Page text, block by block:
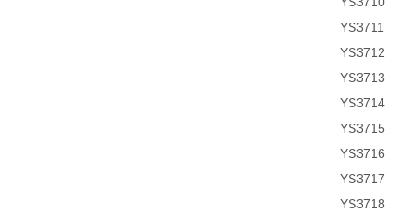
YS3711
YS3712
YS3713
YS3714
YS3715
YS3716
YS3717
YS3718